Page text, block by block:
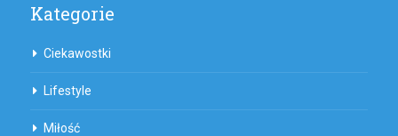
Kategorie
Ciekawostki
Lifestyle
Miłość